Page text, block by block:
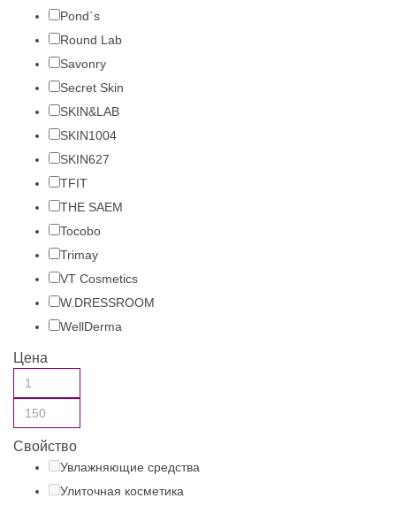
Pond`s
Round Lab
Savonry
Secret Skin
SKIN&LAB
SKIN1004
SKIN627
TFIT
THE SAEM
Tocobo
Trimay
VT Cosmetics
W.DRESSROOM
WellDerma
Цена
Свойство
Увлажняющие средства
Улиточная косметика